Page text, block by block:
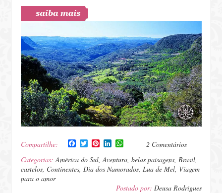
Compartilhe: Facebook
TwitterPinterestLinkedInWhatsApp2 Comentários
Categorias:América do Sul ,Aventura ,belas paisagens Brasil
castelos Continentes Dia dos Namorados Lua de Mel Viagem
para o amor
Postado por: Deusa Rodrigues